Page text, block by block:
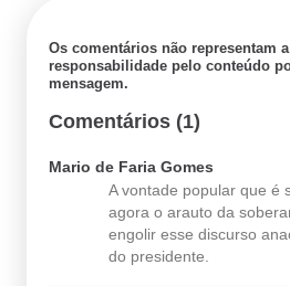
Os comentários não representam
responsabilidade pelo conteúdo
mensagem.
Comentários (1)
Mario de Faria Gomes
A vontade popular que é
agora o arauto da
engolir esse discurso
do presidente.